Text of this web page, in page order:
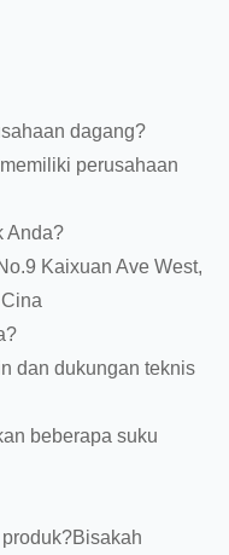
dagang?
perusahaan
Anda?
Kaixuan Ave West,
dan dukungan teknis
beberapa suku